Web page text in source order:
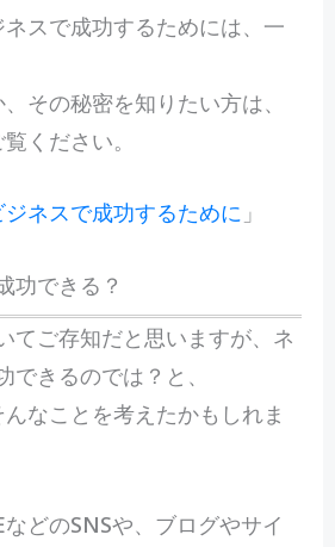
スで成功するためには、一
その秘密を知りたい方は、
ください。
ネスで成功するために 」
功できる？
てご存知だと思いますが、ネ
きるのでは？と、
なことを考えたかもしれま
どのSNSや、ブログやサイ